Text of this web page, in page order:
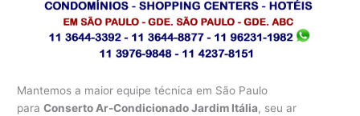
Mantemos a maior equipe técnica em São Paulo
paraConserto Ar-Condicionado Jardim Itália, seu ar